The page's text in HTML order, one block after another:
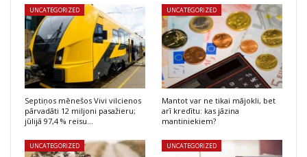
UNCATEGORIZED
Septiņos mēnešos Vivi vilcienos
pārvadāti 12 miljoni pasažieru;
jūlijā 97,4 % reisu…
UNCATEGORIZED
Mantot var ne tikai mājokli, bet
arī kredītu: kas jāzina
mantiniekiem?
UNCATEGORIZED UNCATEGORIZED